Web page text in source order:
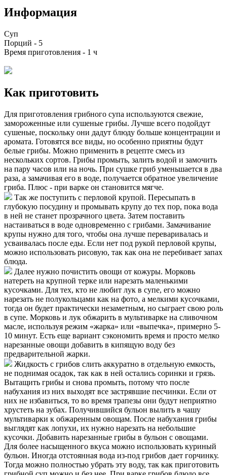
Информация
Суп
Порций - 5
Время приготовления - 1 ч
Как приготовить
Для приготовления грибного супа используются свежие,
замороженные или сушеные грибы. Лучше всего подойдут
сушеные, поскольку они дадут блюду больше концентрации и
аромата. Готовятся все виды, но особенно приятны будут
белые грибы. Можно применить в рецепте смесь из
нескольких сортов. Грибы промыть, залить водой и замочить
на пару часов или на ночь. При сушке гриб уменьшается в два
раза, а замачивая его в воде, получается обратное увеличение
гриба. Плюс - при варке он становится мягче.
Так же поступить с перловой крупой. Пересыпать в
глубокую посудину и промывать крупу до тех пор, пока вода
в ней не станет прозрачного цвета. Затем поставить
настаиваться в воде одновременно с грибами. Замачивание
крупы нужно для того, чтобы она лучше переваривалась и
усваивалась после еды. Если нет под рукой перловой крупы,
можно использовать рисовую, так как она не перебивает запах
блюда.
Далее нужно почистить овощи от кожуры. Морковь
натереть на крупной терке или нарезать маленькими
кусочками. Для тех, кто не любит лук в супе, его можно
нарезать не полукольцами как на фото, а мелкими кусочками,
тогда он будет практически незаметным, но сыграет свою роль
в супе. Морковь и лук обжарить в мультиварке на сливочном
масле, используя режим «жарка» или «выпечка», примерно 5-
10 минут. Есть еще вариант сэкономить время и просто мелко
нарезанные овощи добавить в кипящую воду без
предварительной жарки.
Жидкость с грибов слить аккуратно в отдельную емкость,
не поднимая осадок, так как в ней остались соринки и грязь.
Вытащить грибы и снова промыть, потому что после
набухания из них выходят все застрявшие песчинки. Если от
них не избавиться, то во время трапезы они будут неприятно
хрустеть на зубах. Получившийся бульон вылить в чашу
мультиварки к обжаренным овощам. После набухания грибы
выглядят как лопухи, их нужно нарезать на небольшие
кусочки. Добавить нарезанные грибы в бульон с овощами.
Для более насыщенного вкуса можно использовать куриный
бульон. Иногда отстоянная вода из-под грибов дает горчинку.
Тогда можно полностью убрать эту воду, так как приготовить